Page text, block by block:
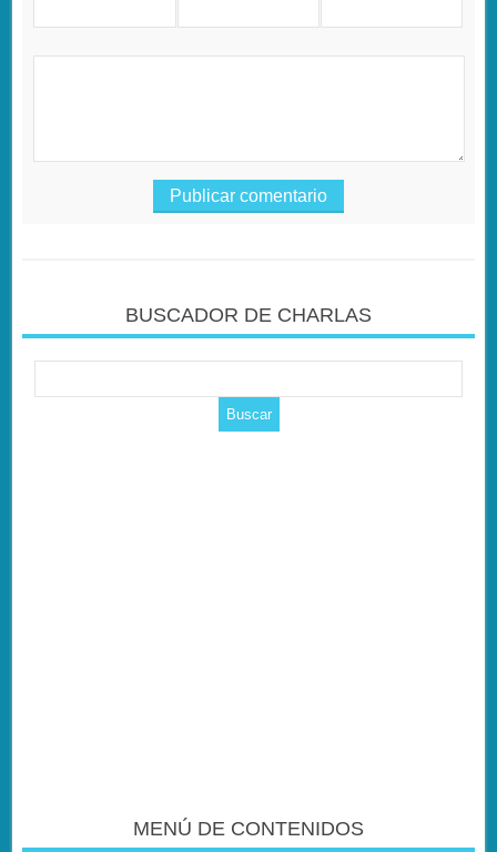
BUSCADOR DE CHARLAS
MENÚ DE CONTENIDOS